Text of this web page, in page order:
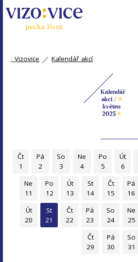
: Vizovice Kalendář akcí
Kalendář
akcí / «
květen
2025»
Čt
1
Pá
2
So
3
Ne
4
Po
5
Út
6
Ne
11
Po
12
Út
13
St
14
Čt
15
Pá
16
Út
20
St
21
Čt
22
Pá
23
So
24
Ne
25
Čt
29
Pá
30
So
31